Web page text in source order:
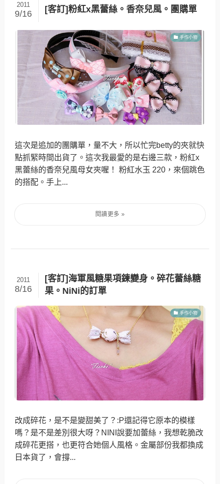
[客訂]粉紅x黑蕾絲。香奈兒風。團購單
2011
9/16
手作小物
這次是追加的團購單，量不大，所以忙完betty的夾就快
點抓緊時間出貨了。這次我最愛的是右邊三款，粉紅x
黑蕾絲的香奈兒風母女夾喔！ 粉紅水玉 220，來個跳色
的搭配。手上...
[客訂]海軍風糖果項鍊變身。碎花蕾絲糖
果。NiNi的訂單
2011
8/16
手作小物
改成碎花，是不是變甜美了？:P還記得它原本的模樣
嗎？是不是差別很大呀？NINI說要加蕾絲，我想乾脆改
成碎花更搭，也更符合她個人風格。金屬部份我都換成
日本貨了，會撐...